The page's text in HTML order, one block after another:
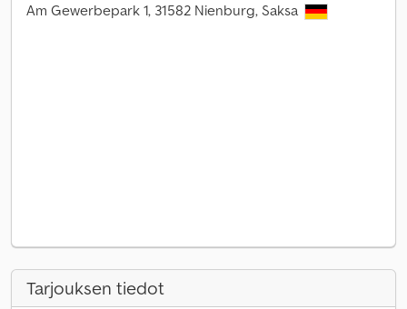
Am Gewerbepark 1, 31582 Nienburg, Saksa
Tarjouksen tiedot